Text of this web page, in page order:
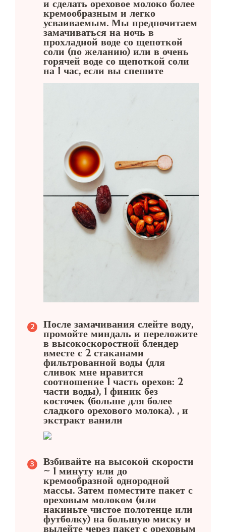
и сделать ореховое молоко более
кремообразным и легко
усваиваемым. Мы предпочитаем
замачиваться на ночь в
прохладной воде со щепоткой
соли (по желанию) или в очень
горячей воде со щепоткой соли
на 1 час, если вы спешите
После замачивания слейте воду,
промойте миндаль и переложите
в высокоскоростной блендер
вместе с 2 стаканами
фильтрованной воды (для
сливок мне нравится
соотношение 1 часть орехов: 2
части воды), 1 финик без
косточек (больше для более
сладкого орехового молока). , и
экстракт ванили
Взбивайте на высокой скорости
~ 1 минуту или до
кремообразной однородной
массы. Затем поместите пакет с
ореховым молоком (или
накиньте чистое полотенце или
футболку) на большую миску и
вылейте через пакет с ореховым